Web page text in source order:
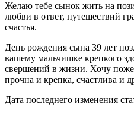
Желаю тебе сынок жить на
любви в ответ, путешествий
счастья.
День рождения сына 39 лет
вашему мальчишке крепкого
свершений в жизни. Хочу
прочна и крепка, счастлива и
Дата последнего изменения